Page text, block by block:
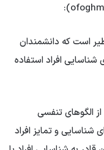
است که دانشمندان
شناسایی افراد استفاده
الگوهای تنفسی
شناسایی و تمایز افراد